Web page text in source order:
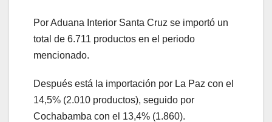
Por Aduana Interior Santa Cruz se importó un
total de 6.711 productos en el periodo
mencionado.
Después está la importación por La Paz con el
14,5% (2.010 productos), seguido por
Cochabamba con el 13,4% (1.860).